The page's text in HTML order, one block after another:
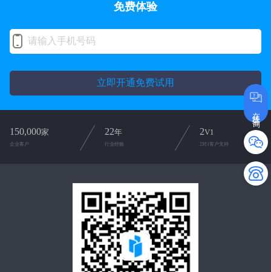
在线咨询
免费体验
立即开通免费试用
150,000家
企业客户
22年
行业经验
2V1
2对1客户支持